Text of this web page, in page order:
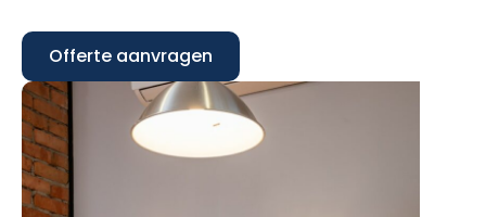
Offerte aanvragen